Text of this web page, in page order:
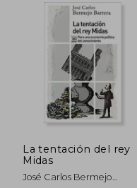
40%
dcto. $
La tentación del rey
Midas
José Carlos Bermejo